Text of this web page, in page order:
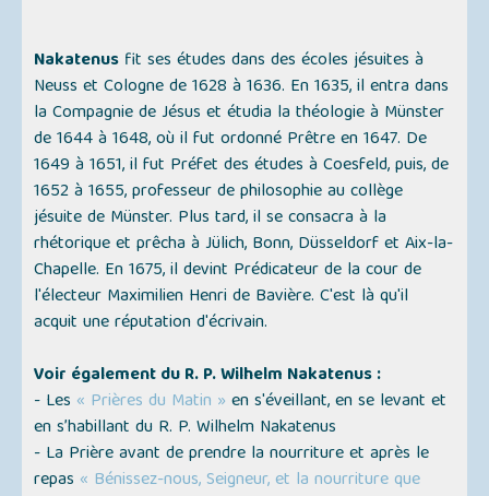
Nakatenus fit ses études dans des écoles jésuites à
Neuss et Cologne de 1628 à 1636. En 1635, il entra dans
la Compagnie de Jésus et étudia la théologie à Münster
de 1644 à 1648, où il fut ordonné Prêtre en 1647. De
1649 à 1651, il fut Préfet des études à Coesfeld, puis, de
1652 à 1655, professeur de philosophie au collège
jésuite de Münster. Plus tard, il se consacra à la
rhétorique et prêcha à Jülich, Bonn, Düsseldorf et Aix-la-
Chapelle. En 1675, il devint Prédicateur de la cour de
l'électeur Maximilien Henri de Bavière. C'est là qu'il
acquit une réputation d'écrivain.
Voir également du R. P. Wilhelm Nakatenus :
- Les « Prières du Matin » en s'éveillant, en se levant et
en s’habillant du R. P. Wilhelm Nakatenus
- La Prière avant de prendre la nourriture et après le
repas « Bénissez-nous, Seigneur, et la nourriture que